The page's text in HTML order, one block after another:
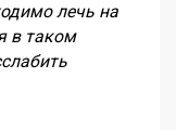
лечь на
в таком